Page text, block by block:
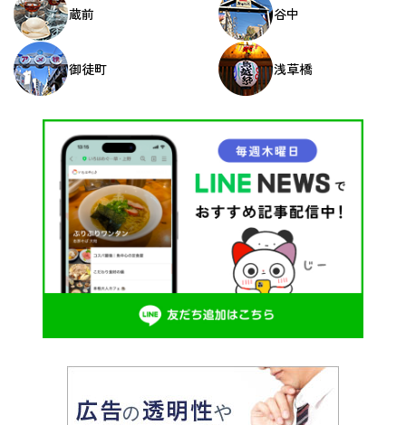
蔵前 谷中
御徒町 浅草橋